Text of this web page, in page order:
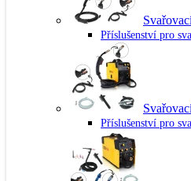
Příslušenství pro
Příslušenství pro